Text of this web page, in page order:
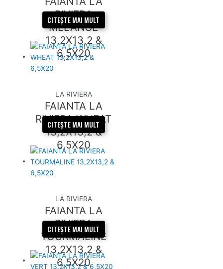
RIVIERA
MELANGE
13,2X13,2 &
6,5X20
CITEȘTE MAI MULT
LA RIVIERA
FAIANTA LA
RIVIERA WHEAT
13,2X13,2 &
6,5X20
CITEȘTE MAI MULT
LA RIVIERA
FAIANTA LA
RIVIERA
TOURMALINE
13,2X13,2 &
6,5X20
CITEȘTE MAI MULT